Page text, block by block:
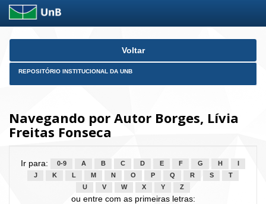
Skip
Voltar
REPOSITÓRIO INSTITUCIONAL DA UNB
Navegando por Autor Borges, Lívia
Freitas Fonseca
Ir para: 0-9 A B C D E F G H
J
K L M N O P Q R S
T
U
V W X Y Z
ou entre com as primeiras letras: